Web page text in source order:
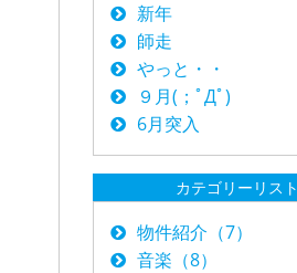
新年
師走
やっと・・
９月(；ﾟДﾟ)
6月突入
カテゴリーリスト
物件紹介（7）
音楽（8）